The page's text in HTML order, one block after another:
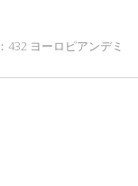
ヨーロピアンデミ